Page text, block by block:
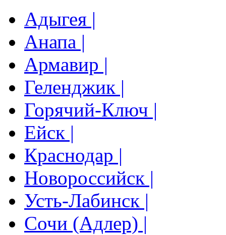
Адыгея |
Анапа |
Армавир |
Геленджик |
Горячий-Ключ |
Ейск |
Краснодар |
Новороссийск |
Усть-Лабинск |
Сочи (Адлер) |